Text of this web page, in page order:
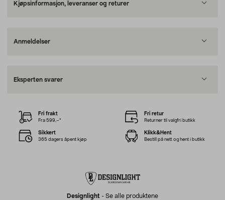
Kjøpsinformasjon, leveranser og returer
Anmeldelser
Eksperten svarer
Designlight - Se alle produktene
Fri frakt
Fra 599,–*
Fri retur
Returner til valgfri butikk
Sikkert
365 dagers åpent kjøp
Klikk&Hent
Bestill på nett og hent i butikk